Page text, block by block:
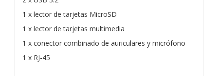
1 x lector de tarjetas MicroSD
1 x lector de tarjetas multimedia
1 x conector combinado de auriculares y micrófono
1 x RJ-45